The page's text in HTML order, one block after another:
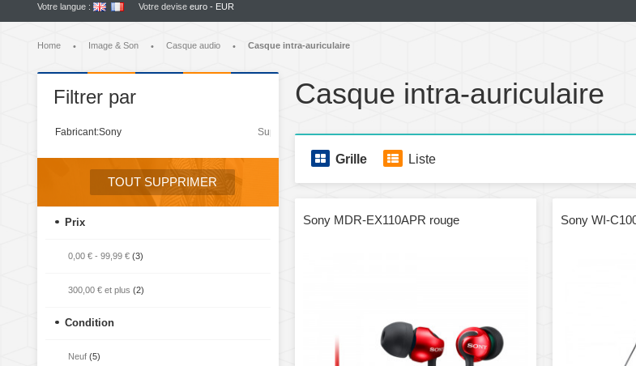
Votre langue : Votre devise euro - EUR
Home • Image & Son • Casque audio • Casque intra-auriculaire
Casque intra-auriculaire
Grille Liste
Sony MDR-EX110APR rouge Sony WI-
Filtrer par
Fabricant:Sony
Supprimer
élément
TOUT SUPPRIMER
Prix
0,00 € - 99,99 € (3)
300,00 € et plus (2)
Condition
Neuf (5)